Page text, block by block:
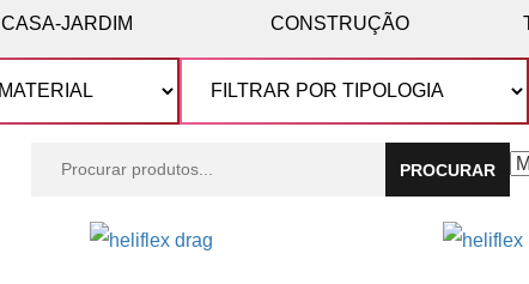
CASA-JARDIM CONSTRUÇÃO
produtos:
PROCURAR